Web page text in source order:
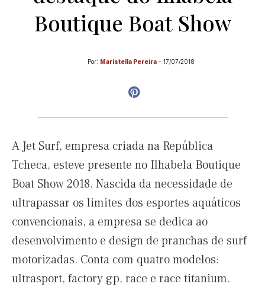
Boutique Boat Show
Por: Maristella Pereira - 17/07/2018
A Jet Surf, empresa criada na República
Tcheca, esteve presente no Ilhabela Boutique
Boat Show 2018. Nascida da necessidade de
ultrapassar os limites dos esportes aquáticos
convencionais, a empresa se dedica ao
desenvolvimento e design de pranchas de surf
motorizadas. Conta com quatro modelos:
ultrasport, factory gp, race e race titanium.